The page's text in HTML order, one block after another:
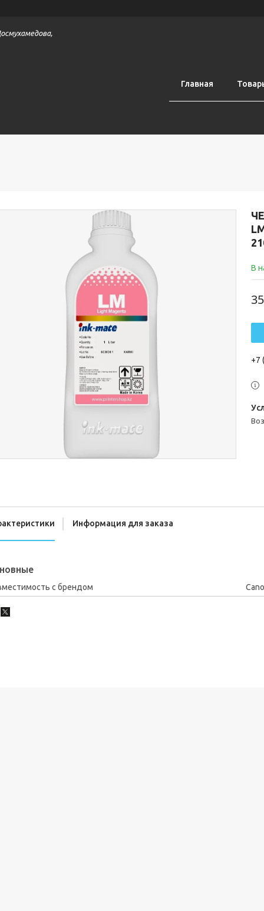
Главная
В
+7
Информация для заказа
с брендом